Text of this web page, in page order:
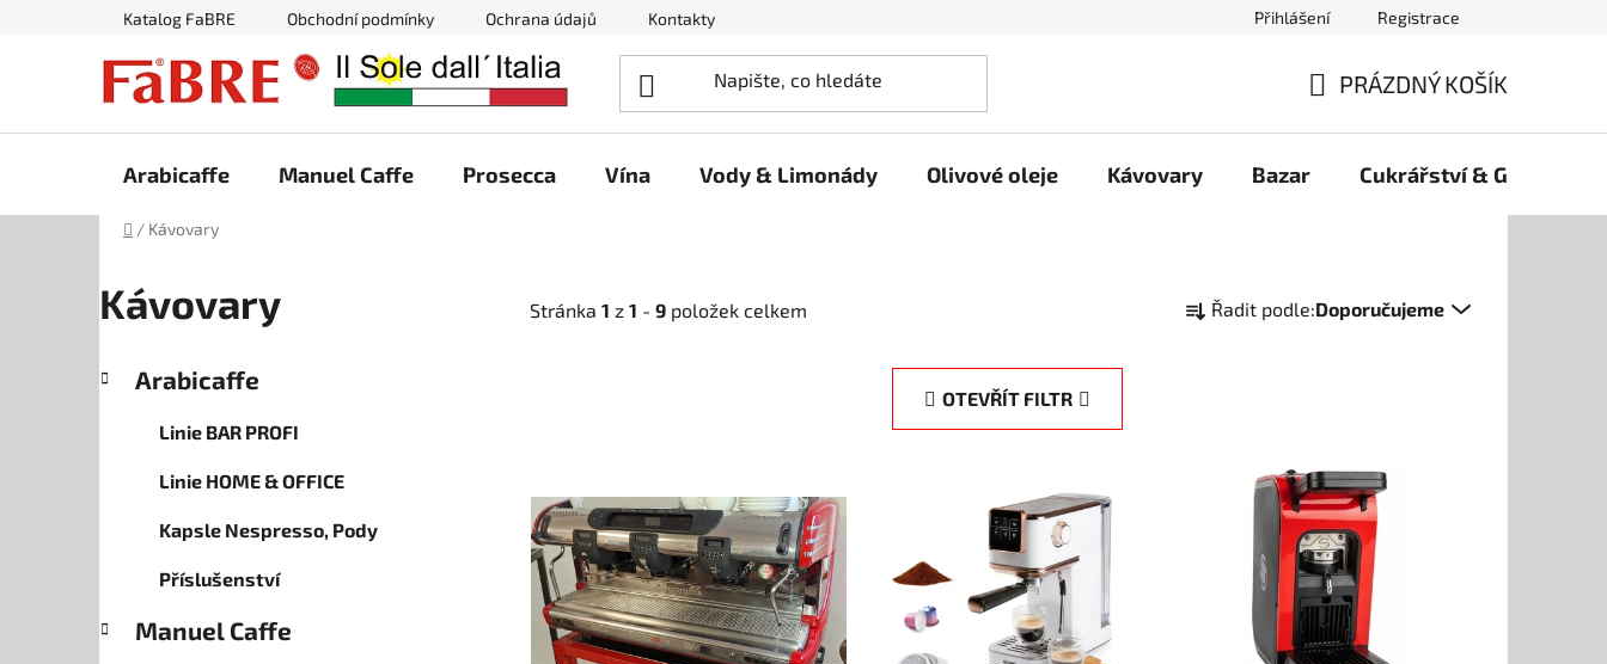
Katalog FaBRE Obchodní podmínky Ochrana údajů Kontakty Přihlášení Registrace
KOŠÍK
PRÁZDNÝ KOŠÍK
Arabicaffe Manuel Caffe Prosecca Vína Vody & Limonády Olivové oleje Kávovary Bazar Cukrářství & Gelato
Domů
/ Kávovary
Kávovary
P
í
p
kategorie
a
Arabicaffe
Linie BAR PROFI
Linie HOME & OFFICE
Kapsle Nespresso, Pody
Příslušenství
Manuel Caffe
Stránka 1 z 1 - 9 položek celkem
a Řadit podle:Doporučujeme
OTEVŘÍT FILTR
ý
p
i
s
p